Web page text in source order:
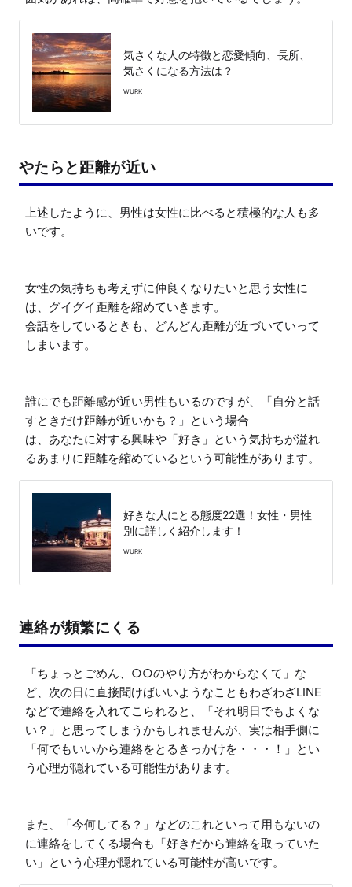
気さくな人の特徴と恋愛傾向、長所、
気さくになる方法は？
WURK
やたらと距離が近い
上述したように、男性は女性に比べると積極的な人も多
いです。
女性の気持ちも考えずに仲良くなりたいと思う女性に
は、グイグイ距離を縮めていきます。
会話をしているときも、どんどん距離が近づいていって
しまいます。
誰にでも距離感が近い男性もいるのですが、「自分と話
すときだけ距離が近いかも？」という場合
は、あなたに対する興味や「好き」という気持ちが溢れ
るあまりに距離を縮めているという可能性があります。
好きな人にとる態度22選！女性・男性
別に詳しく紹介します！
WURK
連絡が頻繁にくる
「ちょっとごめん、○○のやり方がわからなくて」な
ど、次の日に直接聞けばいいようなこともわざわざLINE
などで連絡を入れてこられると、「それ明日でもよくな
い？」と思ってしまうかもしれませんが、実は相手側に
「何でもいいから連絡をとるきっかけを・・・！」とい
う心理が隠れている可能性があります。
また、「今何してる？」などのこれといって用もないの
に連絡をしてくる場合も「好きだから連絡を取っていた
い」という心理が隠れている可能性が高いです。